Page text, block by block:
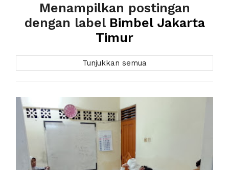
Menampilkan postingan
dengan label Bimbel Jakarta
Timur
Tunjukkan semua